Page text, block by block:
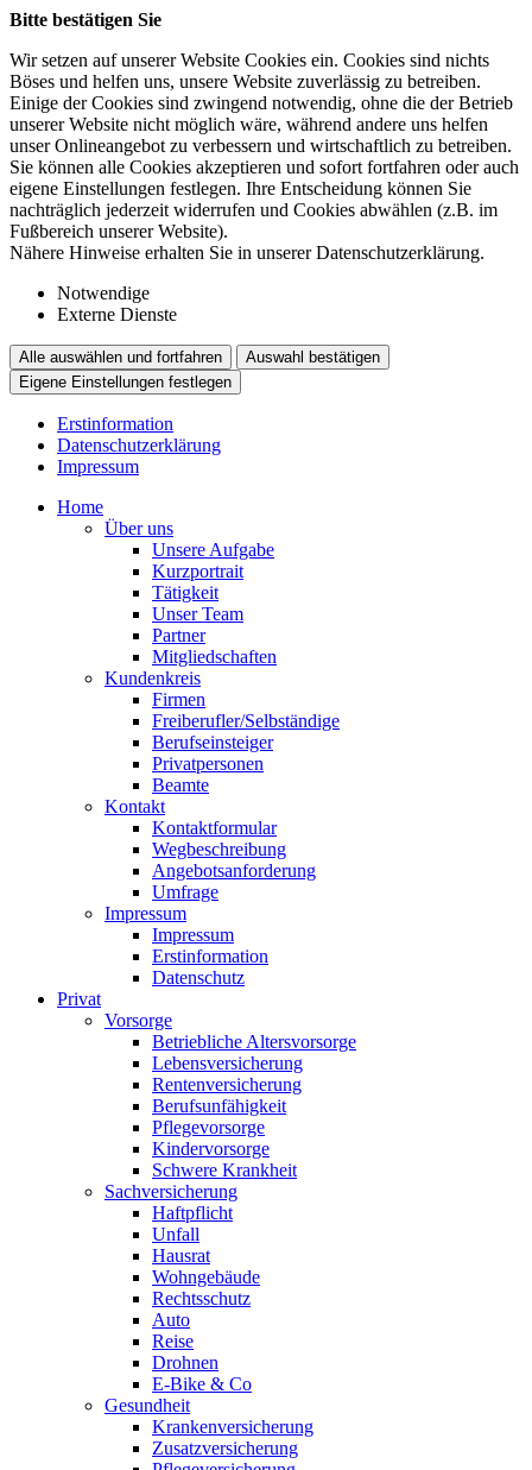
Bitte bestätigen Sie
Wir setzen auf unserer Website Cookies ein. Cookies sind nichts
Böses und helfen uns, unsere Website zuverlässig zu betreiben.
Einige der Cookies sind zwingend notwendig, ohne die der Betrieb
unserer Website nicht möglich wäre, während andere uns helfen
unser Onlineangebot zu verbessern und wirtschaftlich zu betreiben.
Sie können alle Cookies akzeptieren und sofort fortfahren oder auch
eigene Einstellungen festlegen. Ihre Entscheidung können Sie
nachträglich jederzeit widerrufen und Cookies abwählen (z.B. im
Fußbereich unserer Website).
Nähere Hinweise erhalten Sie in unserer Datenschutzerklärung.
Notwendige
Externe Dienste
Alle auswählen und fortfahren
Auswahl bestätigen
Eigene Einstellungen festlegen
Erstinformation
Datenschutzerklärung
Impressum
Home
Über uns
Unsere Aufgabe
Kurzportrait
Tätigkeit
Unser Team
Partner
Mitgliedschaften
Kundenkreis
Firmen
Freiberufler/Selbständige
Berufseinsteiger
Privatpersonen
Beamte
Kontakt
Kontaktformular
Wegbeschreibung
Angebotsanforderung
Umfrage
Impressum
Impressum
Erstinformation
Datenschutz
Privat
Vorsorge
Betriebliche Altersvorsorge
Lebensversicherung
Rentenversicherung
Berufsunfähigkeit
Pflegevorsorge
Kindervorsorge
Schwere Krankheit
Sachversicherung
Haftpflicht
Unfall
Hausrat
Wohngebäude
Rechtsschutz
Auto
Reise
Drohnen
E-Bike & Co
Gesundheit
Krankenversicherung
Zusatzversicherung